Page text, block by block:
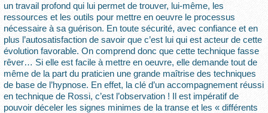
un travail profond qui lui permet de trouver, lui-même, les
ressources et les outils pour mettre en oeuvre le processus
nécessaire à sa guérison. En toute sécurité, avec confiance et en
plus l’autosatisfaction de savoir que c’est lui qui est acteur de cette
évolution favorable. On comprend donc que cette technique fasse
rêver… Si elle est facile à mettre en oeuvre, elle demande tout de
même de la part du praticien une grande maîtrise des techniques
de base de l’hypnose. En effet, la clé d’un accompagnement réussi
en technique de Rossi, c’est l’observation ! Il est impératif de
pouvoir déceler les signes minimes de la transe et les « différents